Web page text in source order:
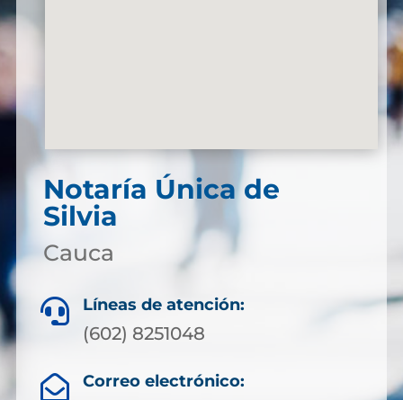
Notaría Única de
Silvia
Cauca
 Líneas de atención:
(602) 8251048
 Correo electrónico: